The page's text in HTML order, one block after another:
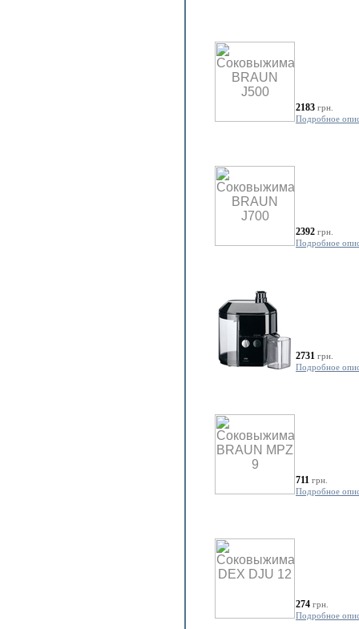
2183 грн.
Подробное
2392 грн.
Подробное
2731 грн.
Подробное
711 грн.
Подробное
274 грн.
Подробное